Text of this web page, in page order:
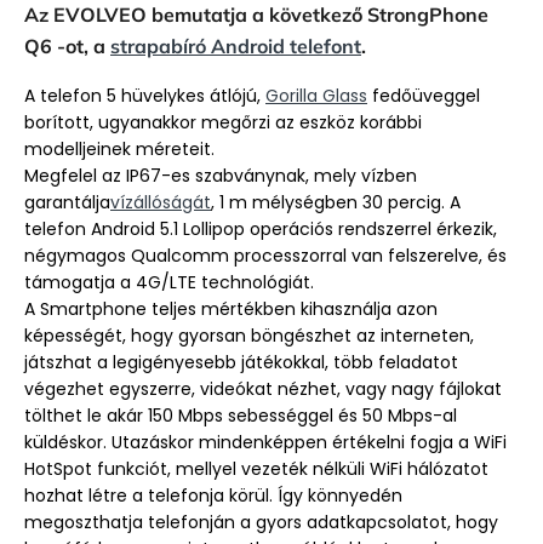
Az EVOLVEO bemutatja a következő StrongPhone
Q6 -ot, a strapabíró Android telefont.
A telefon 5 hüvelykes átlójú, Gorilla Glass fedőüveggel
borított, ugyanakkor megőrzi az eszköz korábbi
modelljeinek méreteit.
Megfelel az IP67-es szabványnak, mely vízben
garantáljavízállóságát, 1 m mélységben 30 percig. A
telefon Android 5.1 Lollipop operációs rendszerrel érkezik,
négymagos Qualcomm processzorral van felszerelve, és
támogatja a 4G/LTE technológiát.
A Smartphone teljes mértékben kihasználja azon
képességét, hogy gyorsan böngészhet az interneten,
játszhat a legigényesebb játékokkal, több feladatot
végezhet egyszerre, videókat nézhet, vagy nagy fájlokat
tölthet le akár 150 Mbps sebességgel és 50 Mbps-al
küldéskor. Utazáskor mindenképpen értékelni fogja a WiFi
HotSpot funkciót, mellyel vezeték nélküli WiFi hálózatot
hozhat létre a telefonja körül. Így könnyedén
megoszthatja telefonján a gyors adatkapcsolatot, hogy